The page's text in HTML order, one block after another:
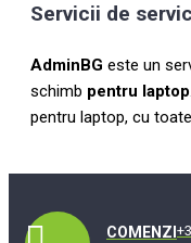
Servicii de
AdminBG este un
schimb pentru laptop
pentru laptop, cu
COMENZI